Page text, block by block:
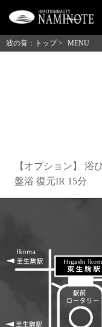
波の音：トップ > MENU
【オプション】 浴
盤浴 復元IR 15分